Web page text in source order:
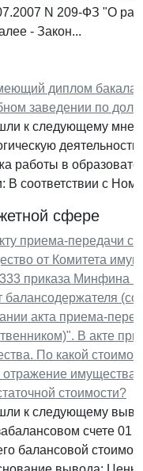
N 209-ФЗ "О
- Закон...
диплом
заведении по
к следующему
работы в
В соответствии с
сфере
приема-передачи
от Комитета
приказа Минфина
акта приема-
В акте
По какой
отражение
стоимости?
к следующему
счете
балансовой